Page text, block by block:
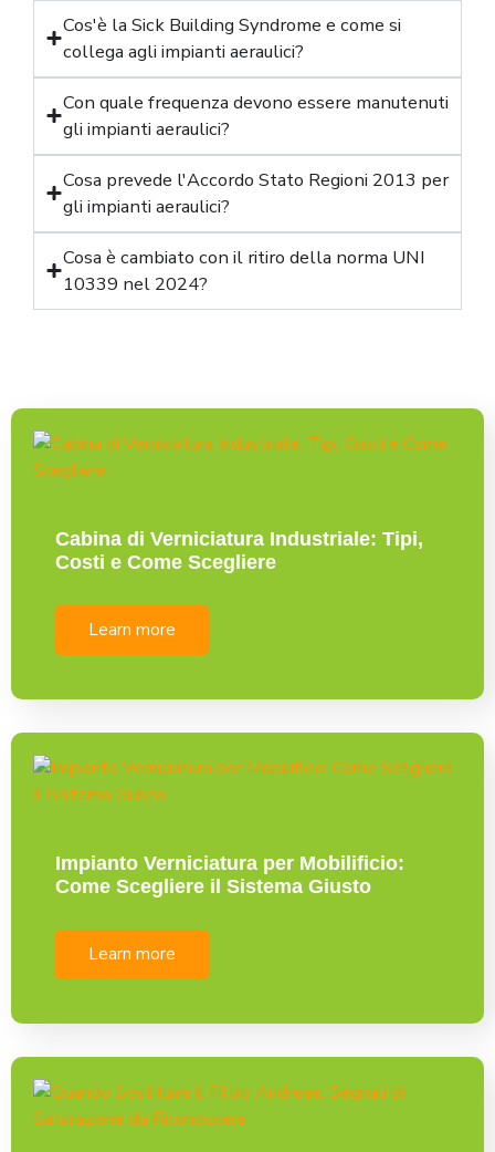
Cos'è la Sick Building Syndrome e come si
collega agli impianti aeraulici?
Con quale frequenza devono essere manutenuti
gli impianti aeraulici?
Cosa prevede l'Accordo Stato Regioni 2013 per
gli impianti aeraulici?
Cosa è cambiato con il ritiro della norma UNI
10339 nel 2024?
Cabina di Verniciatura Industriale: Tipi,
Costi e Come Scegliere
Learn more
Impianto Verniciatura per Mobilificio:
Come Scegliere il Sistema Giusto
Learn more